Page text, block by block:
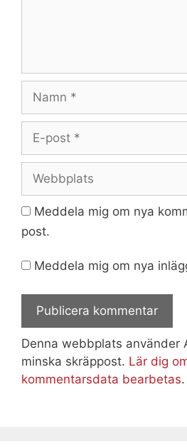
post
Meddela mig om nya
post.
Meddela mig om nya
Denna webbplats använder
minska skräppost. Lär dig
kommentarsdata bearbetas.